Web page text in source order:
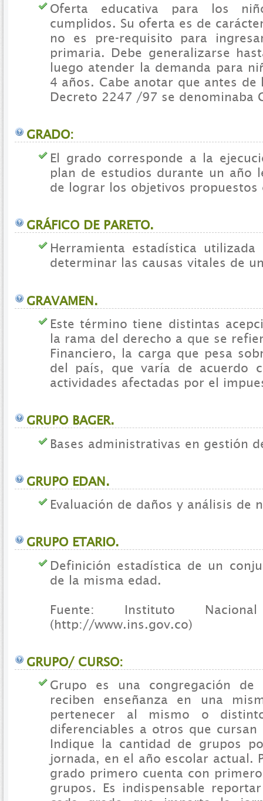
Oferta educativa para los
cumplidos. Su oferta es de
no es pre-requisito para
primaria. Debe generalizarse
luego atender la demanda para
4 años. Cabe anotar que antes de
Decreto 2247 /97 se denominaba
GRADO:
El grado corresponde a la
plan de estudios durante un año
de lograr los objetivos propuestos
GRÁFICO DE PARETO.
Herramienta estadística
determinar las causas vitales de
GRAVAMEN.
Este término tiene distintas
la rama del derecho a que se
Financiero, la carga que pesa
del país, que varía de acuerdo
actividades afectadas por el
GRUPO BAGER.
Bases administrativas en gestión
GRUPO EDAN.
Evaluación de daños y análisis de
GRUPO ETARIO.
Definición estadística de un
de la misma edad.
Fuente: Instituto
(http://www.ins.gov.co)
GRUPO/ CURSO:
Grupo es una congregación de
reciben enseñanza en una
pertenecer al mismo o
diferenciables a otros que
Indique la cantidad de grupos
jornada, en el año escolar actual.
grado primero cuenta con
grupos. Es indispensable